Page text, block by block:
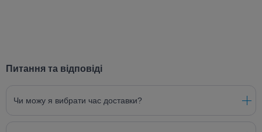
Питання та відповіді
Чи можу я вибрати час доставки?